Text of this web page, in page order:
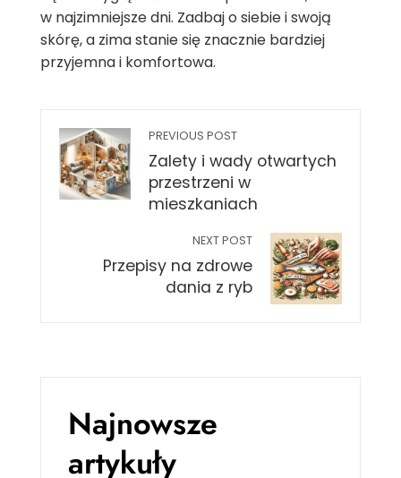
w najzimniejsze dni. Zadbaj o siebie i swoją
skórę, a zima stanie się znacznie bardziej
przyjemna i komfortowa.
PREVIOUS POST
Zalety i wady otwartych
przestrzeni w
mieszkaniach
NEXT POST
Przepisy na zdrowe
dania z ryb
Najnowsze
artykuły